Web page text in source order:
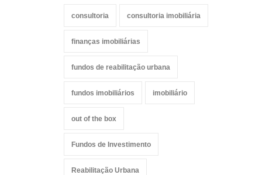
consultoria consultoria imobiliária
finanças imobiliárias
fundos de reabilitação urbana
fundos imobiliários imobiliário
out of the box
Fundos de Investimento
Reabilitação Urbana